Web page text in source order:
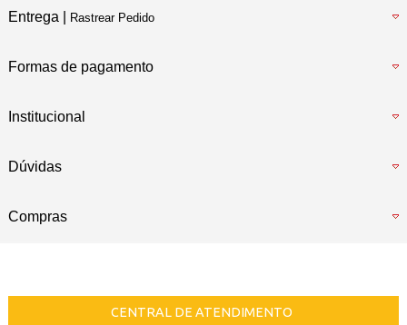
Entrega | Rastrear Pedido
Formas de pagamento
Institucional
Dúvidas
Compras
CENTRAL DE ATENDIMENTO